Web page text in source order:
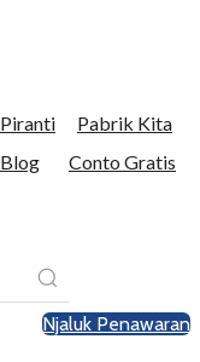
Piranti
Pabrik Kita
Blog
Conto Gratis
Njaluk Penawaran